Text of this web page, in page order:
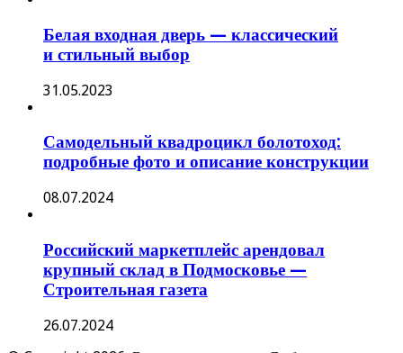
Белая входная дверь — классический
и стильный выбор
31.05.2023
Самодельный квадроцикл болотоход:
подробные фото и описание конструкции
08.07.2024
Российский маркетплейс арендовал
крупный склад в Подмосковье —
Строительная газета
26.07.2024